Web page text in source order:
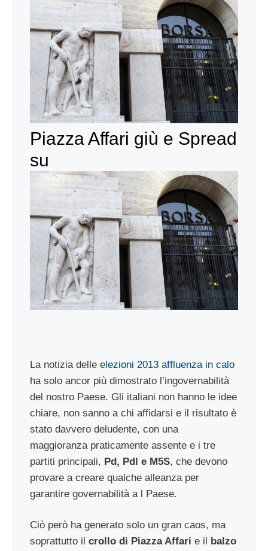
Piazza Affari giù e Spread
su
La notizia delle elezioni 2013 affluenza in calo
ha solo ancor più dimostrato l’ingovernabilità
del nostro Paese. Gli italiani non hanno le idee
chiare, non sanno a chi affidarsi e il risultato è
stato davvero deludente, con una
maggioranza praticamente assente e i tre
partiti principali, Pd, Pdl e M5S, che devono
provare a creare qualche alleanza per
garantire governabilità a l Paese.
Ciò però ha generato solo un gran caos, ma
soprattutto il crollo di Piazza Affari e il
balzo